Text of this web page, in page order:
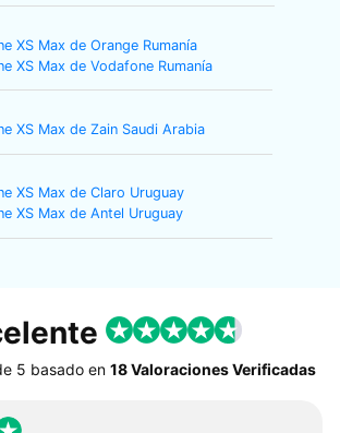
XS Max de Orange Rumanía
XS Max de Vodafone Rumanía
XS Max de Zain Saudi Arabia
XS Max de Claro Uruguay
XS Max de Antel Uruguay
5 basado en 18 Valoraciones Verificadas